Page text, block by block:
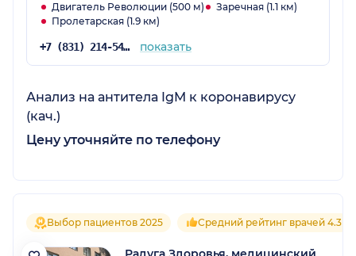
Двигатель Революции (500 м)
Заречная (1.1 км)
Пролетарская (1.9 км)
+7 (831) 214-54-33 показать
Анализ на антитела IgM к коронавирусу
(кач.)
Цену уточняйте по телефону
Выбор пациентов 2025 Средний рейтинг врачей 4.3